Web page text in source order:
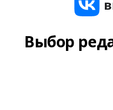
Выбор